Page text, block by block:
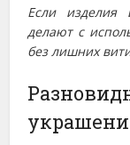
Если изделия
делают с
без лишних